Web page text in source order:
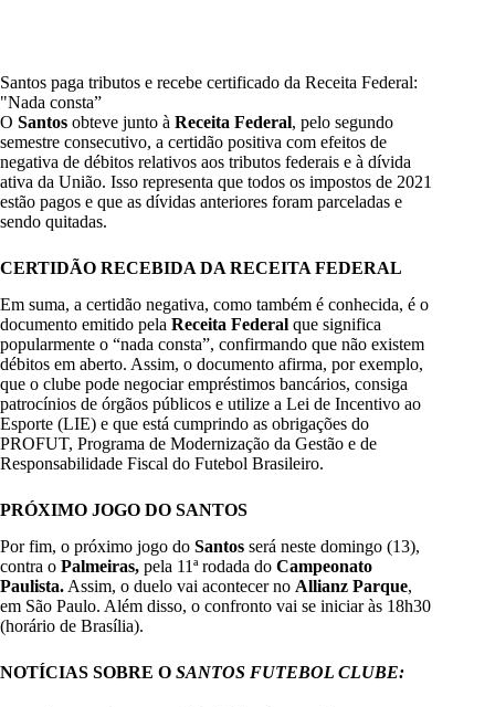
Santos paga tributos e recebe certificado da Receita Federal:
"Nada consta”
O Santos obteve junto à Receita Federal, pelo segundo
semestre consecutivo, a certidão positiva com efeitos de
negativa de débitos relativos aos tributos federais e à dívida
ativa da União. Isso representa que todos os impostos de 2021
estão pagos e que as dívidas anteriores foram parceladas e
sendo quitadas.
CERTIDÃO RECEBIDA DA RECEITA FEDERAL
Em suma, a certidão negativa, como também é conhecida, é o
documento emitido pela Receita Federal que significa
popularmente o “nada consta”, confirmando que não existem
débitos em aberto. Assim, o documento afirma, por exemplo,
que o clube pode negociar empréstimos bancários, consiga
patrocínios de órgãos públicos e utilize a Lei de Incentivo ao
Esporte (LIE) e que está cumprindo as obrigações do
PROFUT, Programa de Modernização da Gestão e de
Responsabilidade Fiscal do Futebol Brasileiro.
PRÓXIMO JOGO DO SANTOS
Por fim, o próximo jogo do Santos será neste domingo (13),
contra o Palmeiras, pela 11ª rodada do Campeonato
Paulista. Assim, o duelo vai acontecer no Allianz Parque,
em São Paulo. Além disso, o confronto vai se iniciar às 18h30
(horário de Brasília).
NOTÍCIAS SOBRE O SANTOS FUTEBOL CLUBE: